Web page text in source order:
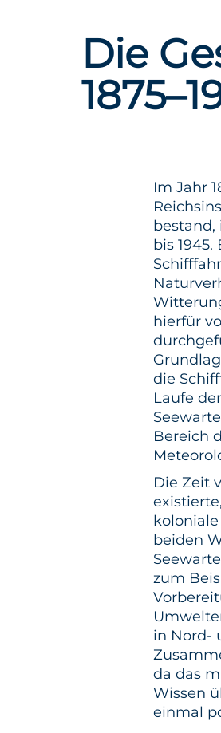
Die
Im Jahr
bis
hierfür
die
Laufe
Bereich
Die Zeit
beiden
zum
in Nord-
da das
Wissen
einmal